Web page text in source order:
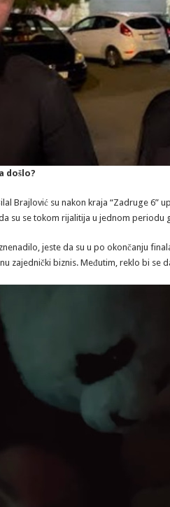
došlo?
Brajlović su nakon kraja “Zadruge 6”
su se tokom rijalitija u jednom periodu
jeste da su u po okončanju
zajednički biznis. Međutim, reklo bi se